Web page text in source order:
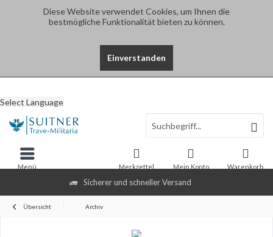
Diese Website verwendet Cookies, um Ihnen die
bestmögliche Funktionalität bieten zu können.
Einverstanden
Sicherer und schneller Versand
Select Language
Warenkorb
Merkzettel Mein Konto
Menü
Übersicht Archiv